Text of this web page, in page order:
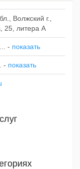
Волжский г.,
25, литера А
- показать
- показать